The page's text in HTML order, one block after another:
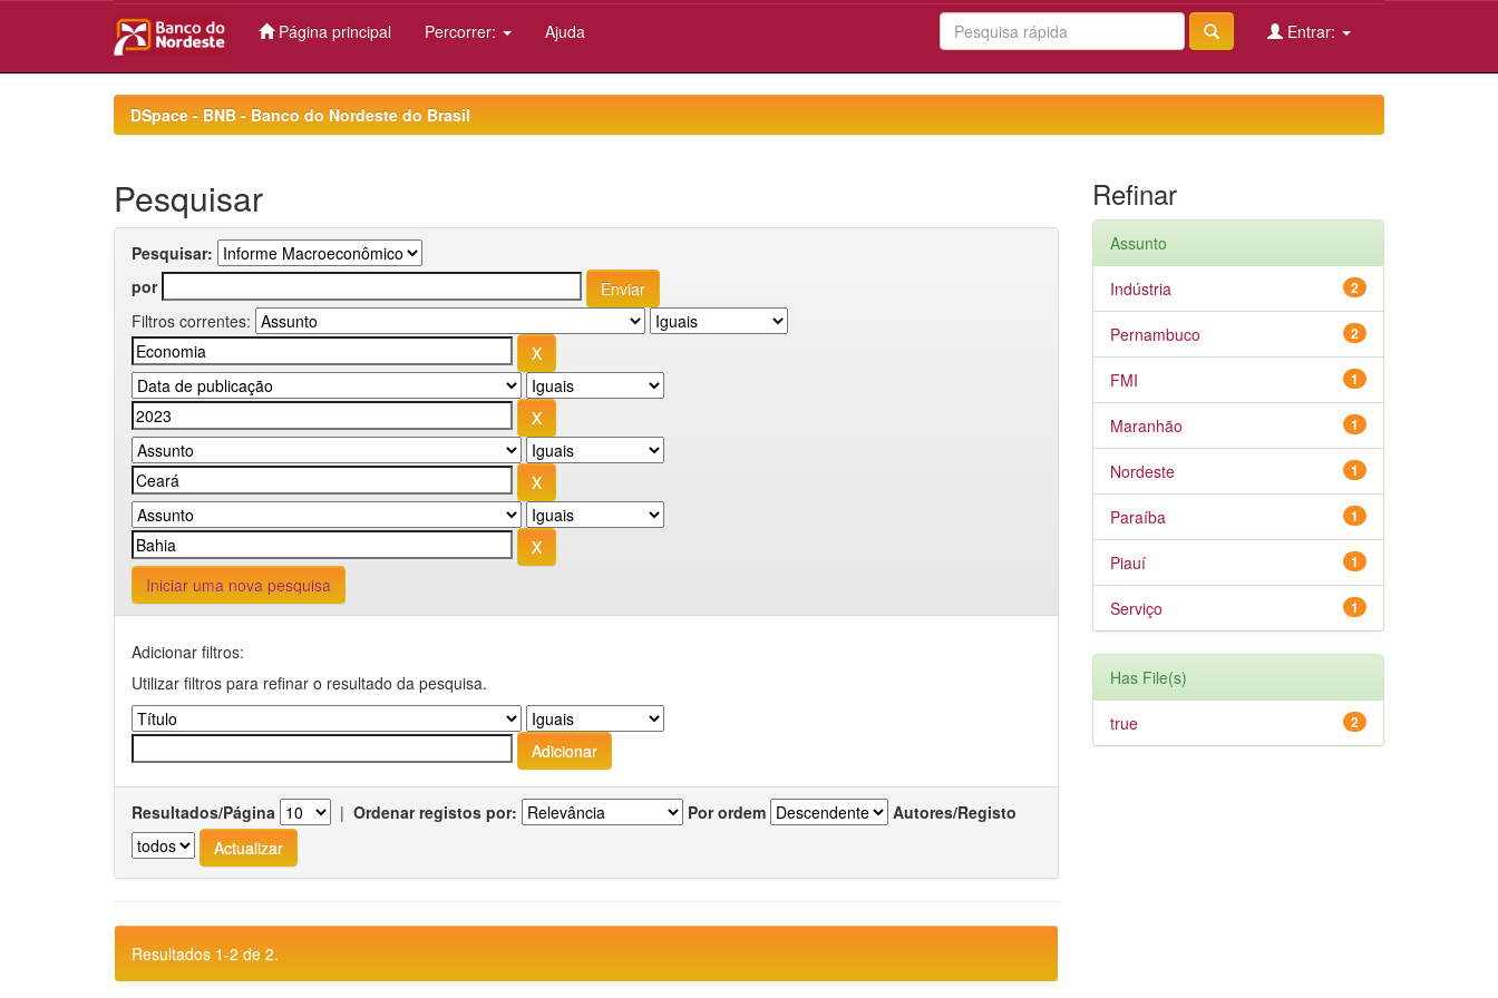
Página principal Percorrer: Ajuda Entrar:
DSpace - BNB - Banco do Nordeste do Brasil
Pesquisar
Pesquisar:
por
Filtros correntes:
Iniciar uma nova pesquisa
Adicionar filtros:
Utilizar filtros para refinar o resultado da pesquisa.
Resultados/Página | Ordenar registos por: Por ordem Autores/Registo
Resultados 1-2 de 2.
Refinar
Assunto
2
Indústria
2
Pernambuco
1
FMI
1
Maranhão
1
Nordeste
1
Paraíba
1
Piauí
1
Serviço
Has File(s)
2
true